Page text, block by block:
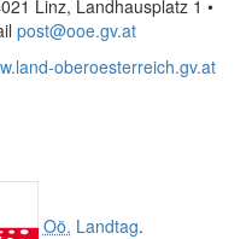
Linz, Landhausplatz 1 •
post@ooe.gv.at
oberoesterreich.gv.at
Oö. Landtag.